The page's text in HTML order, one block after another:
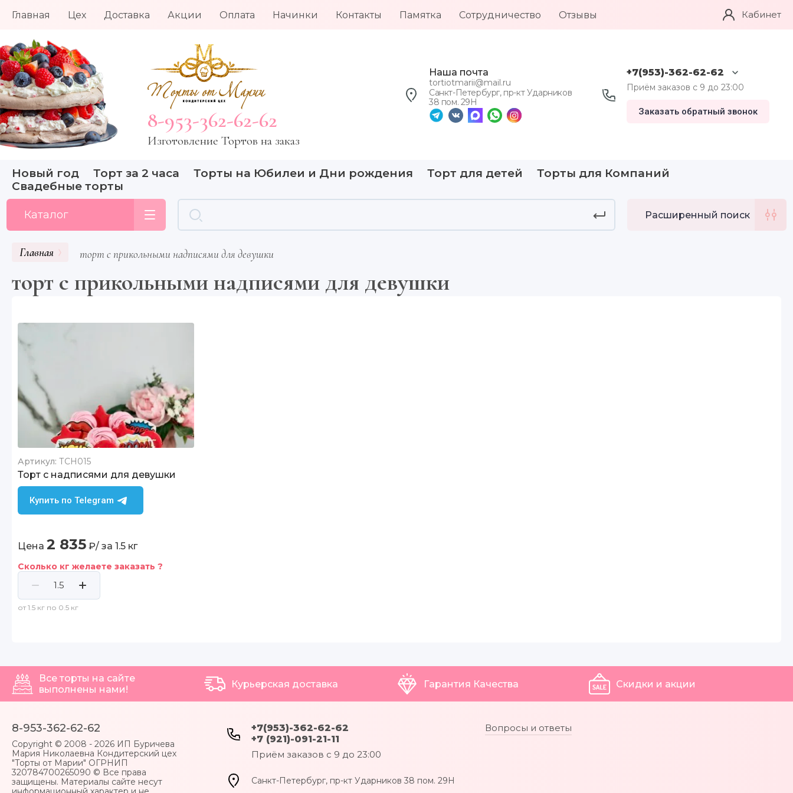
Главная
О Нас
Главная Цех Доставка Акции Оплата Начинки Контакты Памятка Сотрудничество Отзывы Кабинет
8-953-362-62-62
Изготовление Тортов на заказ
Наша почта
tortiotmarii@mail.ru
Санкт-Петербург, пр-кт Ударников
38 пом. 29Н
+7(953)-362-62-62
Приём заказов с 9 до 23:00
Заказать обратный звонок
Новый год Торт за 2 часа Торты на Юбилеи и Дни рождения Торт для детей
Торты для Компаний
Свадебные торты
Каталог Расширенный поиск
Главная торт с прикольными надписями для девушки
торт с прикольными надписями для девушки
Артикул: ТСН015
Торт с надписями для девушки
Купить по Telegram
Цена 2 835 ₽/ за 1.5 кг
Сколько кг желаете заказать ?
от 1.5 кг по 0.5 кг
Все торты на сайте
выполнены нами!
Курьерская доставка Гарантия Качества Скидки и акции
8-953-362-62-62
Copyright © 2008 - 2026 ИП Буричева
Мария Николаевна Кондитерский цех
"Торты от Марии" ОГРНИП
320784700265090 © Все права
защищены. Материалы сайте несут
+7(953)-362-62-62
+7 (921)-091-21-11
Приём заказов с 9 до 23:00
Санкт-Петербург, пр-кт Ударников 38 пом. 29Н
Вопросы и ответы